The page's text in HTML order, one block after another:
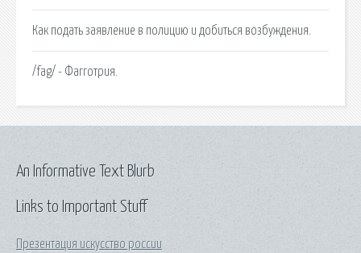
Как подать заявление в полицию и добиться возбуждения.
/fag/ - Фагготрия.
Links to Important Stuff
Презентация искусство россии
An Informative Text Blurb